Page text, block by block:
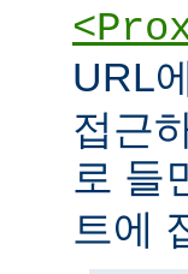
URL
접근
로 들
트에